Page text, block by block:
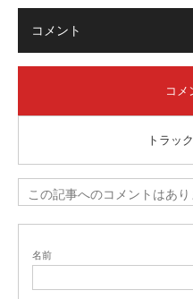
コメント
コメ
トラッ
この記事へのコメントはあり
名前